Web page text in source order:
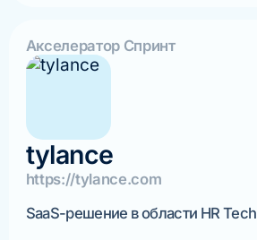
Акселератор Спринт
tylance
https://tylance.com
SaaS-решение в области HR Tech